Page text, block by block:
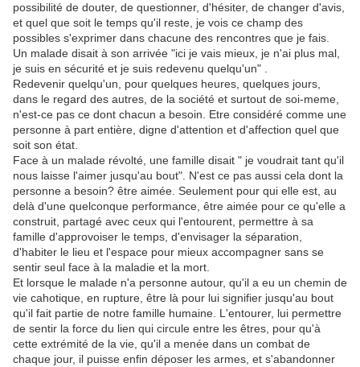
possibilité de douter, de questionner, d'hésiter, de changer d'avis,
et quel que soit le temps qu'il reste, je vois ce champ des
possibles s'exprimer dans chacune des rencontres que je fais.
Un malade disait à son arrivée "ici je vais mieux, je n'ai plus mal,
je suis en sécurité et je suis redevenu quelqu'un" .
Redevenir quelqu'un, pour quelques heures, quelques jours,
dans le regard des autres, de la société et surtout de soi-meme,
n'est-ce pas ce dont chacun a besoin. Etre considéré comme une
personne à part entière, digne d'attention et d'affection quel que
soit son état.
Face à un malade révolté, une famille disait " je voudrait tant qu'il
nous laisse l'aimer jusqu'au bout". N'est ce pas aussi cela dont la
personne a besoin? être aimée. Seulement pour qui elle est, au
delà d'une quelconque performance, être aimée pour ce qu'elle a
construit, partagé avec ceux qui l'entourent, permettre à sa
famille d'approvoiser le temps, d'envisager la séparation,
d'habiter le lieu et l'espace pour mieux accompagner sans se
sentir seul face à la maladie et la mort.
Et lorsque le malade n'a personne autour, qu'il a eu un chemin de
vie cahotique, en rupture, être là pour lui signifier jusqu'au bout
qu'il fait partie de notre famille humaine. L'entourer, lui permettre
de sentir la force du lien qui circule entre les êtres, pour qu'à
cette extrémité de la vie, qu'il a menée dans un combat de
chaque jour, il puisse enfin déposer les armes, et s'abandonner